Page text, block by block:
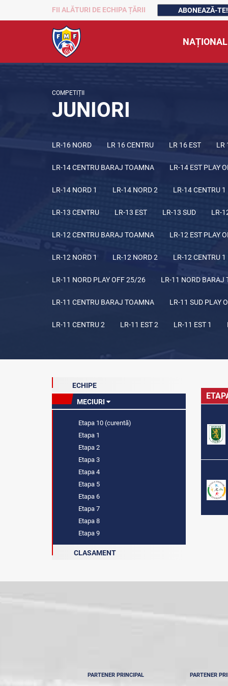
FII ALĂTURI DE ECHIPA ȚĂRII ABONEAZĂ-TE!
COMPETIȚII
JUNIORI
LR-16 NORD LR 16 CENTRU LR 16 EST LR
LR-14 CENTRU BARAJ TOAMNA LR-14 EST PLAY
LR-14 NORD 1 LR-14 NORD 2 LR-14 CENTRU 1
LR-13 CENTRU LR-13 EST LR-13 SUD LR-
LR-12 CENTRU BARAJ TOAMNA LR-12 EST PLAY
LR-12 NORD 1 LR-12 NORD 2 LR-12 CENTRU 1
LR-11 NORD PLAY OFF 25/26 LR-11 NORD BARAJ
LR-11 CENTRU BARAJ TOAMNA LR-11 SUD PLAY
LR-11 CENTRU 2 LR-11 EST 2 LR-11 EST 1
ECHIPE
MECIURI
Etapa 10 (curentă)
Etapa 1
Etapa 2
Etapa 3
Etapa 4
Etapa 5
Etapa 6
Etapa 7
Etapa 8
Etapa 9
CLASAMENT
PARTENER PRINCIPAL PARTENER